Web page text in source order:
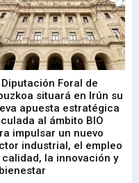
Diputación Foral de
situará en Irún su
apuesta estratégica
al ámbito BIO
impulsar un nuevo
industrial, el empleo
calidad, la innovación y